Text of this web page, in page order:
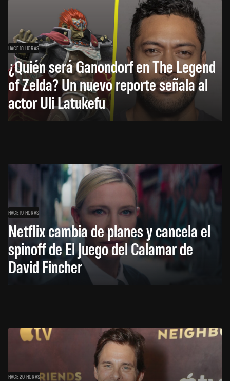
HACE 18 HORAS
¿Quién será Ganondorf en The Legend
of Zelda? Un nuevo reporte señala al
actor Uli Latukefu
HACE 19 HORAS
Netflix cambia de planes y cancela el
spinoff de El Juego del Calamar de
David Fincher
HACE 20 HORAS